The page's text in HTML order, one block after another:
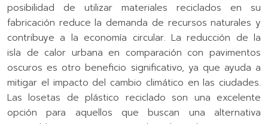
posibilidad de utilizar materiales reciclados en su
fabricación reduce la demanda de recursos naturales y
contribuye a la economía circular. La reducción de la
isla de calor urbana en comparación con pavimentos
oscuros es otro beneficio significativo, ya que ayuda a
mitigar el impacto del cambio climático en las ciudades.
Las losetas de plástico reciclado son una excelente
opción para aquellos que buscan una alternativa